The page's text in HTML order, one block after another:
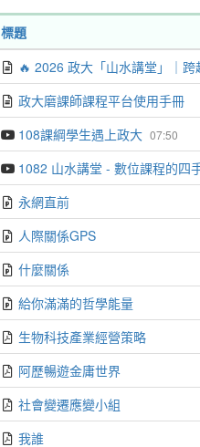
標題
🔥 2026 政大「山水講堂」｜跨
政大磨課師課程平台使用手冊
07:50
108課綱學生遇上政大
1082 山水講堂 - 數位課程的四
永網直前
人際關係GPS
什麼關係
給你滿滿的哲學能量
生物科技產業經營策略
阿歷暢遊金庸世界
社會變遷應變小組
我誰